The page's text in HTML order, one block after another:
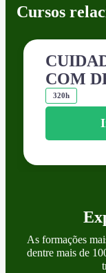
Cursos
COM
320h
As formações
dentre mais de